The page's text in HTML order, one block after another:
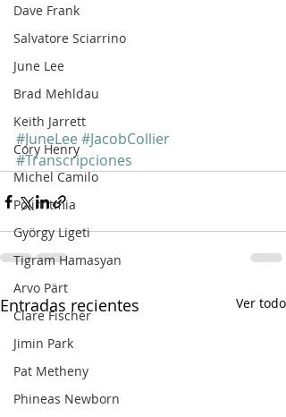
Dave Frank
Salvatore Sciarrino
June Lee
Brad Mehldau
Keith Jarrett
Cory Henry
Michel Camilo
Polirritmia
György Ligeti
Tigram Hamasyan
Arvo Pärt
Clare Fischer
Jimin Park
Pat Metheny
Phineas Newborn
#JuneLee #JacobCollier
#Transcripciones
Entradas recientes Ver todo